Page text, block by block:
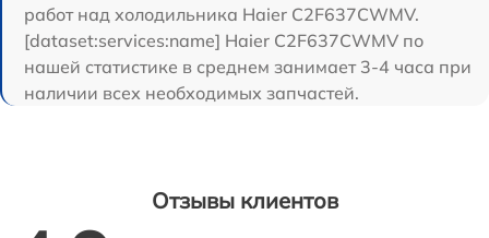
работ над холодильника Haier C2F637CWMV.
[dataset:services:name] Haier C2F637CWMV по
нашей статистике в среднем занимает 3-4 часа при
наличии всех необходимых запчастей.
Отзывы клиентов